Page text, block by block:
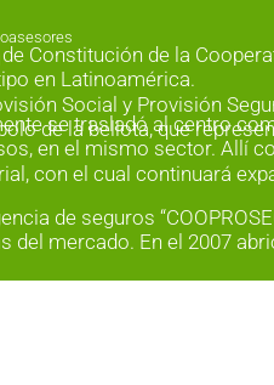
Constitución de la
en Latinoamérica.
se trasladó al centro
en el mismo sector. Allí
de seguros
mercado. En el 2007
Social y Provisión
de la bellota, que
con el cual continuará